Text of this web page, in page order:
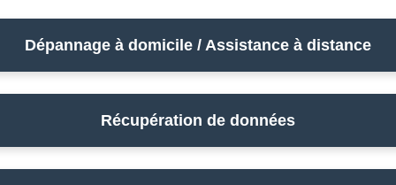
Dépannage à domicile / Assistance à distance
Récupération de données